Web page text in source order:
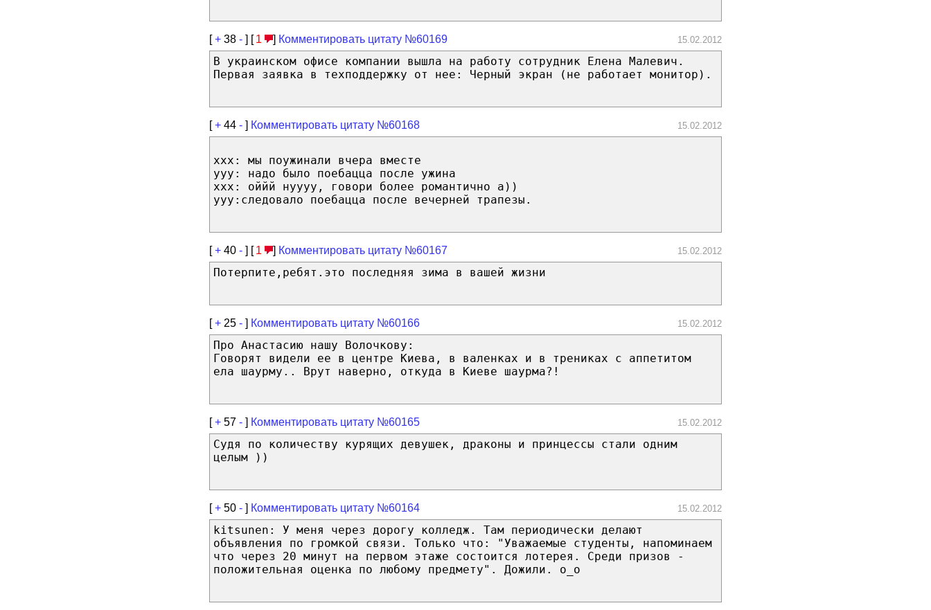
[+ 38 - ] [ 1 ] Комментировать цитату №60169 15.02.2012
В украинском офисе компании вышла на работу сотрудник Елена Малевич.
Первая заявка в техподдержку от нее: Черный экран (не работает монитор).
[+ 44 - ] Комментировать цитату №60168 15.02.2012
xxx: мы поужинали вчера вместе
yyy: надо было поебацца после ужина
xxx: оййй нуууу, говори более романтично а))
yyy:следовало поебацца после вечерней трапезы.
[+ 40 - ] [ 1 ] Комментировать цитату №60167 15.02.2012
Потерпите,ребят.это последняя зима в вашей жизни
[+ 25 - ] Комментировать цитату №60166 15.02.2012
Про Анастасию нашу Волочкову:
Говорят видели ее в центре Киева, в валенках и в трениках с аппетитом
ела шаурму.. Врут наверно, откуда в Киеве шаурма?!
[+ 57 - ] Комментировать цитату №60165 15.02.2012
Судя по количеству курящих девушек, драконы и принцессы стали одним
целым ))
[+ 50 - ] Комментировать цитату №60164 15.02.2012
kitsunen: У меня через дорогу колледж. Там периодически делают
объявления по громкой связи. Только что: "Уважаемые студенты, напоминаем
что через 20 минут на первом этаже состоится лотерея. Среди призов -
положительная оценка по любому предмету". Дожили. o_o